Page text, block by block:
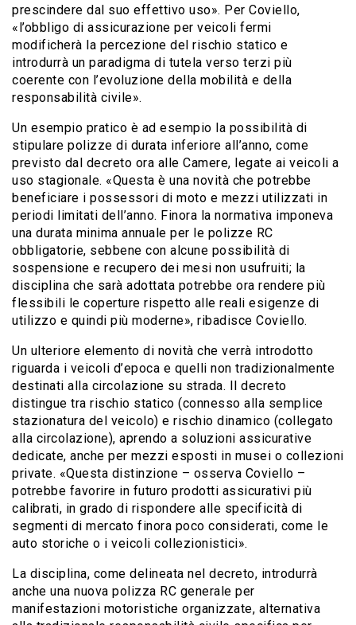
prescindere dal suo effettivo uso». Per Coviello,
«l’obbligo di assicurazione per veicoli fermi
modificherà la percezione del rischio statico e
introdurrà un paradigma di tutela verso terzi più
coerente con l’evoluzione della mobilità e della
responsabilità civile».
Un esempio pratico è ad esempio la possibilità di
stipulare polizze di durata inferiore all’anno, come
previsto dal decreto ora alle Camere, legate ai veicoli a
uso stagionale. «Questa è una novità che potrebbe
beneficiare i possessori di moto e mezzi utilizzati in
periodi limitati dell’anno. Finora la normativa imponeva
una durata minima annuale per le polizze RC
obbligatorie, sebbene con alcune possibilità di
sospensione e recupero dei mesi non usufruiti; la
disciplina che sarà adottata potrebbe ora rendere più
flessibili le coperture rispetto alle reali esigenze di
utilizzo e quindi più moderne», ribadisce Coviello.
Un ulteriore elemento di novità che verrà introdotto
riguarda i veicoli d’epoca e quelli non tradizionalmente
destinati alla circolazione su strada. Il decreto
distingue tra rischio statico (connesso alla semplice
stazionatura del veicolo) e rischio dinamico (collegato
alla circolazione), aprendo a soluzioni assicurative
dedicate, anche per mezzi esposti in musei o collezioni
private. «Questa distinzione – osserva Coviello –
potrebbe favorire in futuro prodotti assicurativi più
calibrati, in grado di rispondere alle specificità di
segmenti di mercato finora poco considerati, come le
auto storiche o i veicoli collezionistici».
La disciplina, come delineata nel decreto, introdurrà
anche una nuova polizza RC generale per
manifestazioni motoristiche organizzate, alternativa